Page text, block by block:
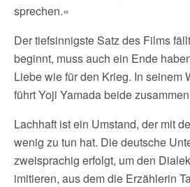
sprechen.«
Der tiefsinnigste Satz des Films
beginnt, muss auch ein Ende
Liebe wie für den Krieg. In seinem
führt Yoji Yamada beide
Lachhaft ist ein Umstand, der mit
wenig zu tun hat. Die deutsche
zweisprachig erfolgt, um den
imitieren, aus dem die Erzählerin